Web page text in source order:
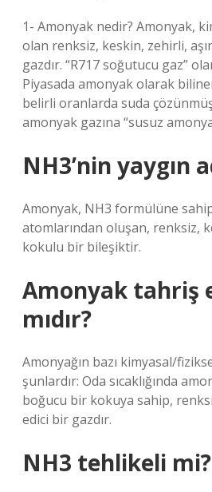
1- Amonyak nedir? Amonyak,
olan renksiz, keskin, zehirli,
gazdır. “R717 soğutucu gaz”
Piyasada amonyak olarak
belirli oranlarda suda
amonyak gazına “susuz
NH3’nin yaygın
Amonyak, NH3 formülüne
atomlarından oluşan, renksiz,
kokulu bir bileşiktir.
Amonyak tahriş
mıdır?
Amonyağın bazı kimyasal/
şunlardır: Oda sıcaklığında
boğucu bir kokuya sahip,
edici bir gazdır.
NH3 tehlikeli mi?